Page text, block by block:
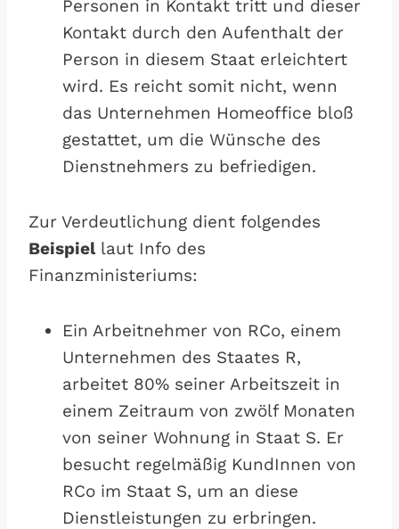
Personen in Kontakt tritt und dieser
Kontakt durch den Aufenthalt der
Person in diesem Staat erleichtert
wird. Es reicht somit nicht, wenn
das Unternehmen Homeoffice bloß
gestattet, um die Wünsche des
Dienstnehmers zu befriedigen.
Zur Verdeutlichung dient folgendes
Beispiel laut Info des
Finanzministeriums:
Ein Arbeitnehmer von RCo, einem
Unternehmen des Staates R,
arbeitet 80% seiner Arbeitszeit in
einem Zeitraum von zwölf Monaten
von seiner Wohnung in Staat S. Er
besucht regelmäßig KundInnen von
RCo im Staat S, um an diese
Dienstleistungen zu erbringen.